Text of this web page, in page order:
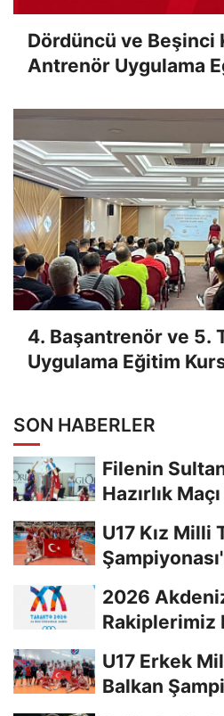
Dördüncü ve Beşinci
Antrenör Uygulama
4. Başantrenör ve 5.
Uygulama Eğitim
SON HABERLER
Filenin
Hazırlık
U17 Kız Milli
2026
Rakiplerimiz
U17 Erkek
Balkan